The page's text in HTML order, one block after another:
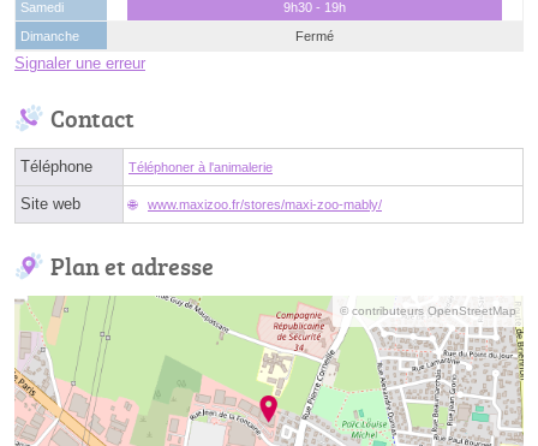
Samedi
9h30 - 19h
Dimanche
Fermé
Signaler une erreur
Contact
Téléphone Téléphoner à l'animalerie
Site web www.maxizoo.fr/stores/maxi-zoo-mably/
Plan et adresse
© contributeurs OpenStreetMap